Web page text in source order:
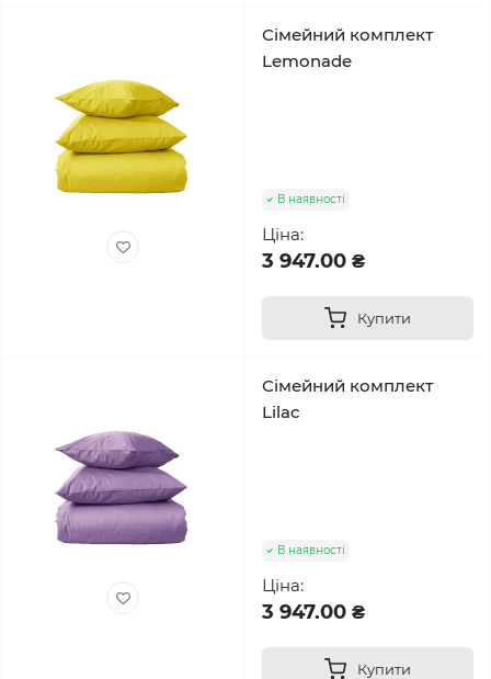
Сімейний комплект
Lemonade
В наявності
Ціна:
3 947.00 ₴
Купити
Сімейний комплект
Lilac
В наявності
Ціна:
3 947.00 ₴
Купити